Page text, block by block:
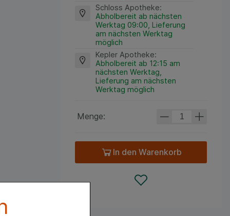
Schloss Apotheke:
Abholbereit ab nächsten
Werktag 09:00, Lieferung
am nächsten Werktag
möglich
Kepler Apotheke:
Abholbereit ab 12:15 am
nächsten Werktag,
Lieferung am nächsten
Werktag möglich
Menge:
In den Warenkorb